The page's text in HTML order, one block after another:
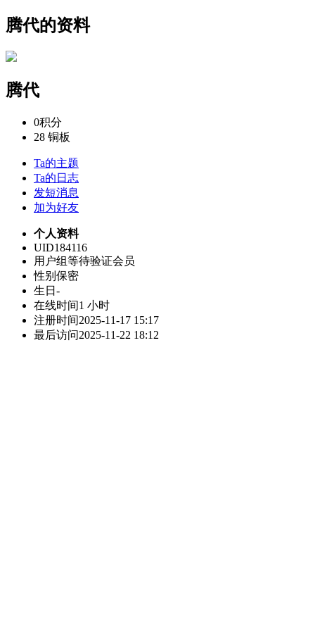
腾代的资料
腾代
0积分
28 铜板
Ta的主题
Ta的日志
发短消息
加为好友
个人资料
UID184116
用户组等待验证会员
性别 保密
生日 -
在线时间1 小时
注册时间2025-11-17 15:17
最后访问2025-11-22 18:12